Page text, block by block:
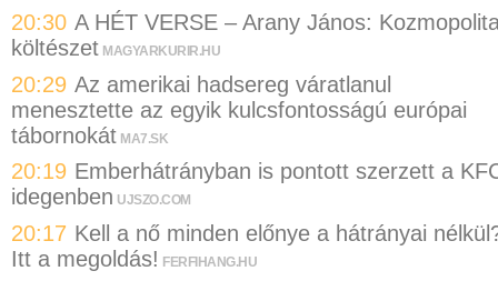
20:30 A HÉT VERSE – Arany János:
költészet MAGYARKURIR.HU
20:29 Az amerikai hadsereg váratlanul
menesztette az egyik kulcsfontosságú európai
tábornokát MA7.SK
20:19 Emberhátrányban is pontott szerzett a
idegenben UJSZO.COM
20:17 Kell a nő minden előnye a hátrányai
Itt a megoldás! FERFIHANG.HU